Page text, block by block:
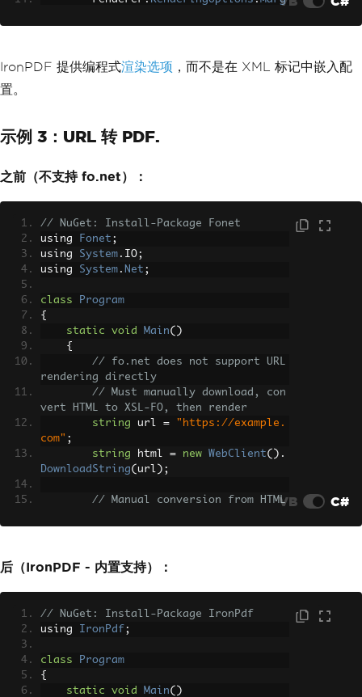
FileStream
"custom.pd
f", FileMode.Create));
-size:14pt'>Custom PDF</h1>";
var
pdf = renderer . RenderHtmlA
}
IronPDF 提供编程式渲染选项 ，而不是在 XML 标记中嵌入配
置。
示例 3：URL 转 PDF.
之前（不支持 fo.net）：
// NuGet: Install-Package Fonet
using
Fonet ;
using System . IO;
using System . Net ;
class
Program
{
static
void Main()
{
// fo.net does not support URL
rendering directly
// Must manually download, con
vert HTML to XSL-FO, then render
string url =
"https://example.
com" ;
string html = new WebClient().
DownloadString( url );
// Manual conversion from HTML
FonetDriver
er.Make();
        driver
Render (
StringReader
xslFo ),
new
f"
FileMode
VB C#
后（IronPDF - 内置支持）：
// NuGet: Install-Package IronPdf
using IronPdf ;
class
Program
{
static
void Main()